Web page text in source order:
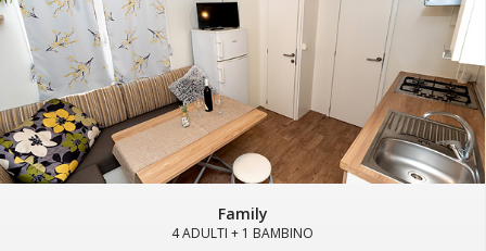
Family
4 ADULTI + 1 BAMBINO